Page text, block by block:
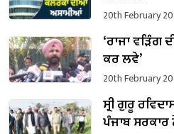
20th February
‘ਰਾਜਾ ਵੜਿੰਗ
ਕਰ ਲਵੇ’
20th February
ਸ੍ਰੀ ਗੁਰੂ
ਪੰਜਾਬ ਸਰਕਾਰ